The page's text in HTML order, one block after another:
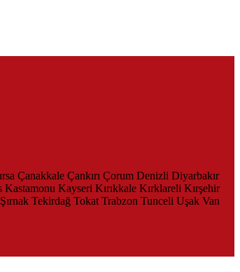
Çanakkale Çankırı Çorum Denizli Diyarbakır
Kastamonu Kayseri Kırıkkale Kırklareli Kırşehir
Şırnak Tekirdağ Tokat Trabzon Tunceli Uşak Van